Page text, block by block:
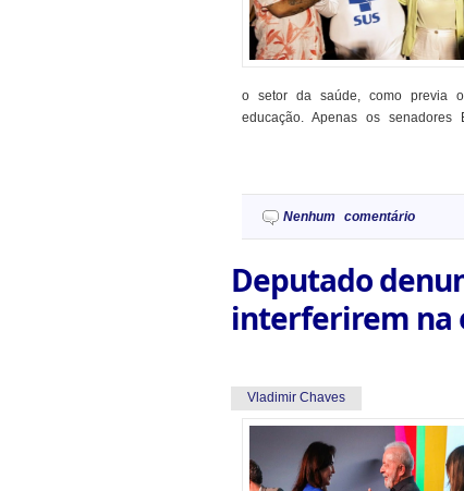
o setor da saúde, como previa
educação. Apenas os senadores
Nenhum comentário
Deputado
interferirem na
Vladimir Chaves